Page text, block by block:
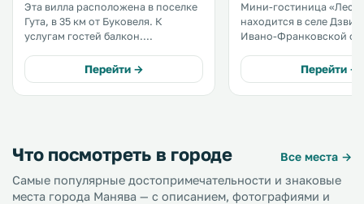
Эта вилла расположена в поселке
Гута, в 35 км от Буковеля. К
услугам гостей балкон.
оставить на частной парковке. В
числе удобств гостиный уголок и
кухня с холодильником. Вилла
Перейти →
Мини-гостиница
находится в селе
Ивано-Франковской
детская игровая
ресторан и бесплатная
Перейти →
Что посмотреть в городе
Все места →
Самые популярные достопримечательности и знаковые
места города Манява — с описанием, фотографиями и